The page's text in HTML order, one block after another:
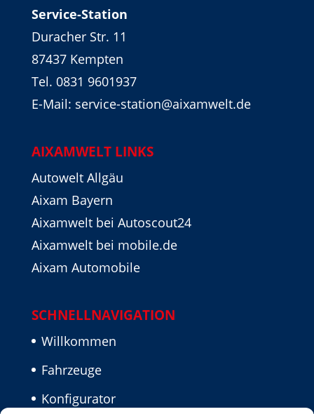
Service-Station
Duracher Str. 11
87437 Kempten
Tel. 0831 9601937
E-Mail: service-station@aixamwelt.de
AIXAMWELT LINKS
Autowelt Allgäu
Aixam Bayern
Aixamwelt bei Autoscout24
Aixamwelt bei mobile.de
Aixam Automobile
SCHNELLNAVIGATION
Willkommen
Fahrzeuge
Konfigurator